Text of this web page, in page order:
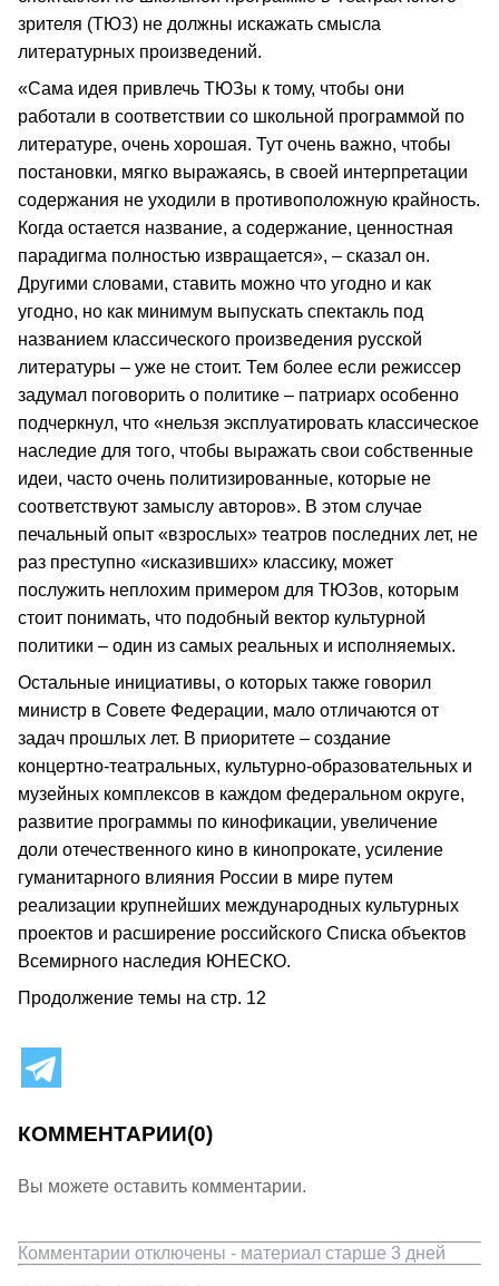
зрителя (ТЮЗ) не должны искажать смысла
литературных произведений.
«Сама идея привлечь ТЮЗы к тому, чтобы они
работали в соответствии со школьной программой по
литературе, очень хорошая. Тут очень важно, чтобы
постановки, мягко выражаясь, в своей интерпретации
содержания не уходили в противоположную крайность.
Когда остается название, а содержание, ценностная
парадигма полностью извращается», – сказал он.
Другими словами, ставить можно что угодно и как
угодно, но как минимум выпускать спектакль под
названием классического произведения русской
литературы – уже не стоит. Тем более если режиссер
задумал поговорить о политике – патриарх особенно
подчеркнул, что «нельзя эксплуатировать классическое
наследие для того, чтобы выражать свои собственные
идеи, часто очень политизированные, которые не
соответствуют замыслу авторов». В этом случае
печальный опыт «взрослых» театров последних лет, не
раз преступно «исказивших» классику, может
послужить неплохим примером для ТЮЗов, которым
стоит понимать, что подобный вектор культурной
политики – один из самых реальных и исполняемых.
Остальные инициативы, о которых также говорил
министр в Совете Федерации, мало отличаются от
задач прошлых лет. В приоритете – создание
концертно-театральных, культурно-образовательных и
музейных комплексов в каждом федеральном округе,
развитие программы по кинофикации, увеличение
доли отечественного кино в кинопрокате, усиление
гуманитарного влияния России в мире путем
реализации крупнейших международных культурных
проектов и расширение российского Списка объектов
Всемирного наследия ЮНЕСКО.
Продолжение темы на стр. 12
КОММЕНТАРИИ(0)
Вы можете оставить комментарии.
Комментарии отключены - материал старше 3 дней